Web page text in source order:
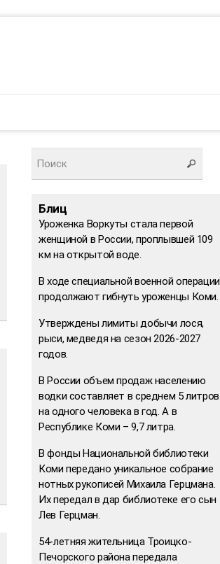
Блиц
Уроженка Воркуты стала первой
женщиной в России, проплывшей 109
км на открытой воде.
В ходе специальной военной операции
продолжают гибнуть уроженцы Коми.
Утверждены лимиты добычи лося,
рыси, медведя на сезон 2026-2027
годов.
В России объем продаж населению
водки составляет в среднем 5 литров
на одного человека в год. А в
Республике Коми – 9,7 литра.
В фонды Национальной библиотеки
Коми передано уникальное собрание
нотных рукописей Михаила Герцмана.
Их передал в дар библиотеке его сын
Лев Герцман.
54-летняя жительница Троицко-
Печорского района передала